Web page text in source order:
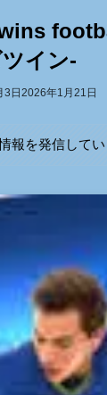
イン-
3日 2026年1月21日
報を発信してい